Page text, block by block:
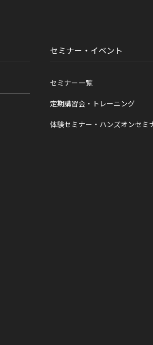
セミナー・イベント
セミナー一覧
定期講習会・トレーニング
体験セミナー・ハンズオンセミ